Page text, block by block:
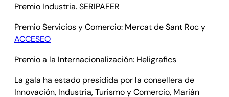
Premio Industria. SERIPAFER
Premio Servicios y Comercio: Mercat de Sant Roc y
ACCESEO
Premio a la Internacionalización: Heligrafics
La gala ha estado presidida por la consellera de
Innovación, Industria, Turismo y Comercio, Marián